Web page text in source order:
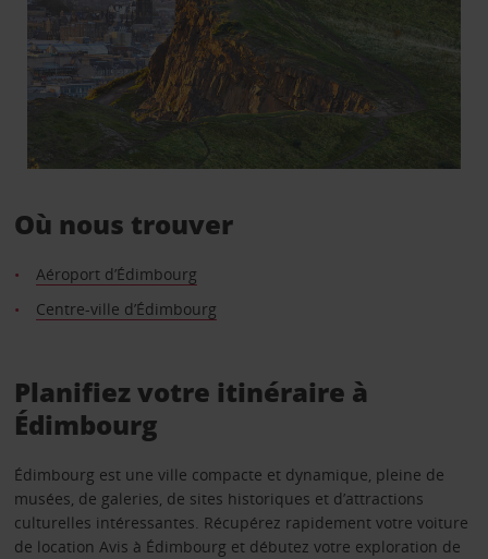
Où nous trouver
Aéroport d’Édimbourg
Centre-ville d’Édimbourg
Planifiez votre itinéraire à
Édimbourg
Édimbourg est une ville compacte et dynamique, pleine de
musées, de galeries, de sites historiques et d’attractions
culturelles intéressantes. Récupérez rapidement votre voiture
de location Avis à Édimbourg et débutez votre exploration de